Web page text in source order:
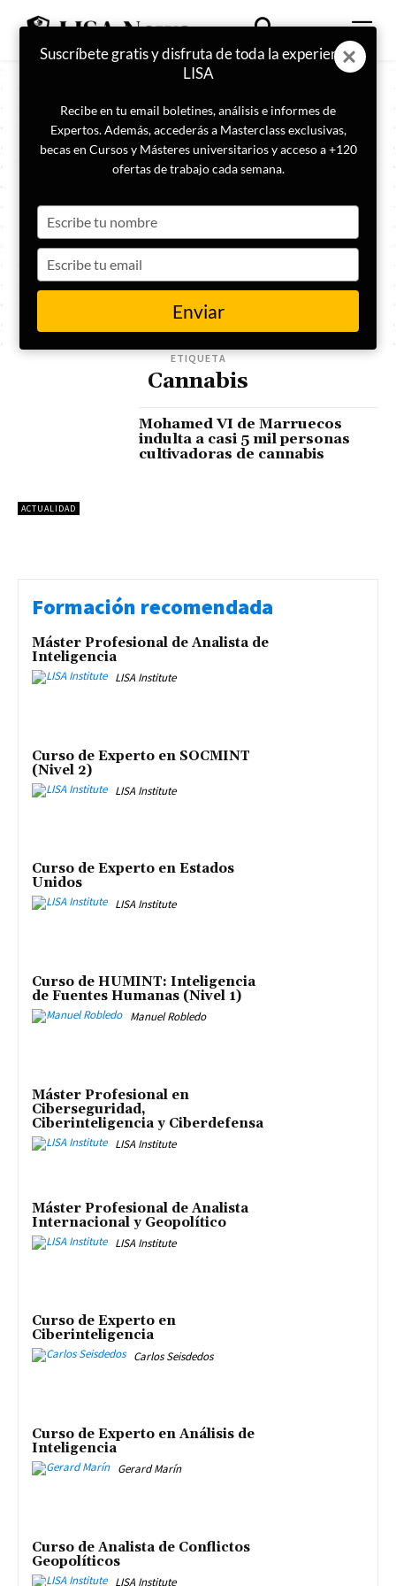
ETIQUETA
Cannabis
ACTUALIDAD
Mohamed VI de Marruecos
indulta a casi 5 mil personas
cultivadoras de cannabis
Formación recomendada
Máster Profesional de Analista de
Inteligencia
LISA Institute
Curso de Experto en SOCMINT
(Nivel 2)
LISA Institute
Curso de Experto en Estados
Unidos
LISA Institute
Curso de HUMINT: Inteligencia
de Fuentes Humanas (Nivel 1)
Manuel Robledo
Máster Profesional en
Ciberseguridad,
Ciberinteligencia y Ciberdefensa
LISA Institute
Máster Profesional de Analista
Internacional y Geopolítico
LISA Institute
Curso de Experto en
Ciberinteligencia
Carlos Seisdedos
Curso de Experto en Análisis de
Inteligencia
Gerard Marín
Curso de Analista de Conflictos
Geopolíticos
LISA Institute
Suscríbete gratis y disfruta de toda la experiencia
LISA
Recibe en tu email boletines, análisis e informes de
Expertos. Además, accederás a Masterclass exclusivas,
becas en Cursos y Másteres universitarios y acceso a +120
ofertas de trabajo cada semana.
your
name
your
email
Enviar